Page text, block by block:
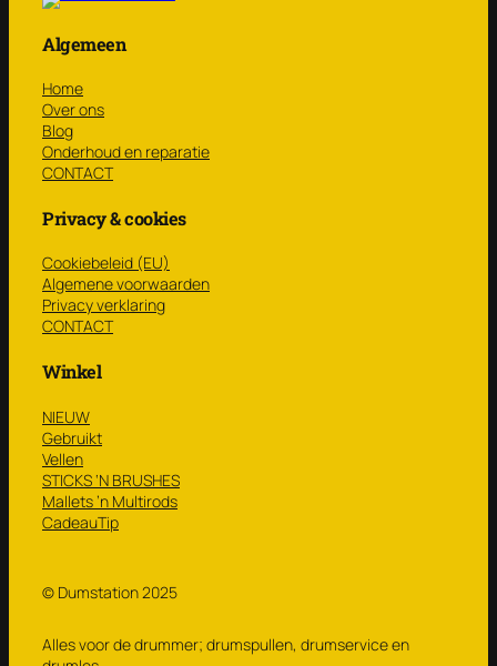
Algemeen
Home
Over ons
Blog
Onderhoud en reparatie
CONTACT
Privacy & cookies
Cookiebeleid (EU)
Algemene voorwaarden
Privacy verklaring
CONTACT
Winkel
NIEUW
Gebruikt
Vellen
STICKS ‘N BRUSHES
Mallets ’n Multirods
CadeauTip
© Dumstation 2025
Alles voor de drummer; drumspullen, drumservice en